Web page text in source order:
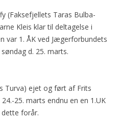
(Faksefjellets Taras Bulba-
Kleis klar til deltagelse i
var 1. ÅK ved Jægerforbundets
d. 25. marts.
Turva) ejet og ført af Frits
25. marts endnu en en 1.UK
forår.